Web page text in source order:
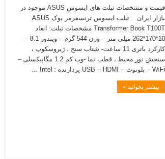
قیمت و مشخصات تبلت های ایسوس ASUS موجود در
بازار ایران تبلت ایسوس ترنسفرمر بوک ASUS
Transformer Book T100T مشخصات تبلت: ابعاد
10*170*262 میلی متر – وزن 544 گرم – ویندوز 8.1 –
کارکرد باتری 11 ساعت- شتاب سنج ، ژیروسکوپ ،
سنجش نور محیط ، قطب نما -وب کم 1.2 مگاپیکسلی –
WiFi – بلوتوث – USB – HDMI پردازنده : Intel …
بیشتر بخوانید »